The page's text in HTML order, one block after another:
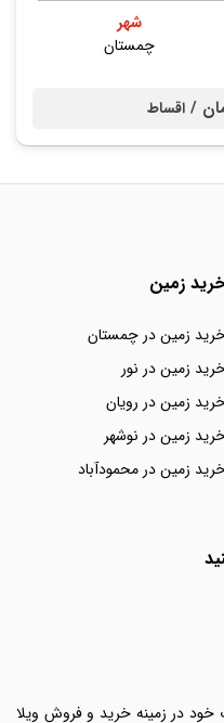
شهر
چمستان
اقساط
زمین
زمین در چمستان
زمین در نور
زمین در رویان
زمین در نوشهر
زمین در محمودآباد
خود در زمینه خرید و فروش ویلا